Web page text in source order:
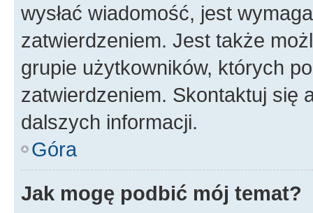
wysłać wiadomość, jest
zatwierdzeniem. Jest także
grupie użytkowników, których
zatwierdzeniem. Skontaktuj się
dalszych informacji.
Góra
Jak mogę podbić mój temat?